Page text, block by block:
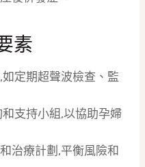
素
定期超聲波檢查、監
支持小組,以協助孕婦
治療計劃,平衡風險和